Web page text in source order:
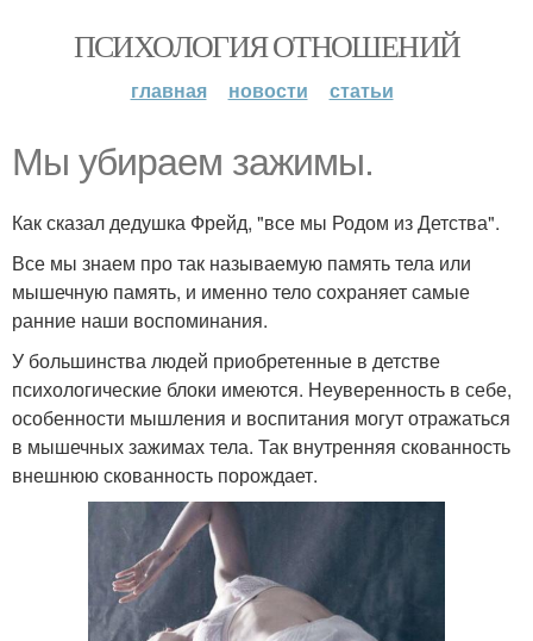
ПСИХОЛОГИЯ ОТНОШЕНИЙ
главная новости статьи
Мы убираем зажимы.
Как сказал дедушка Фрейд, "все мы Родом из Детства".
Все мы знаем про так называемую память тела или
мышечную память, и именно тело сохраняет самые
ранние наши воспоминания.
У большинства людей приобретенные в детстве
психологические блоки имеются. Неуверенность в себе,
особенности мышления и воспитания могут отражаться
в мышечных зажимах тела. Так внутренняя скованность
внешнюю скованность порождает.